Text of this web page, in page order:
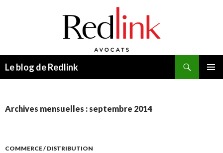
Le blog de Redlink
Archives mensuelles : septembre 2014
COMMERCE / DISTRIBUTION